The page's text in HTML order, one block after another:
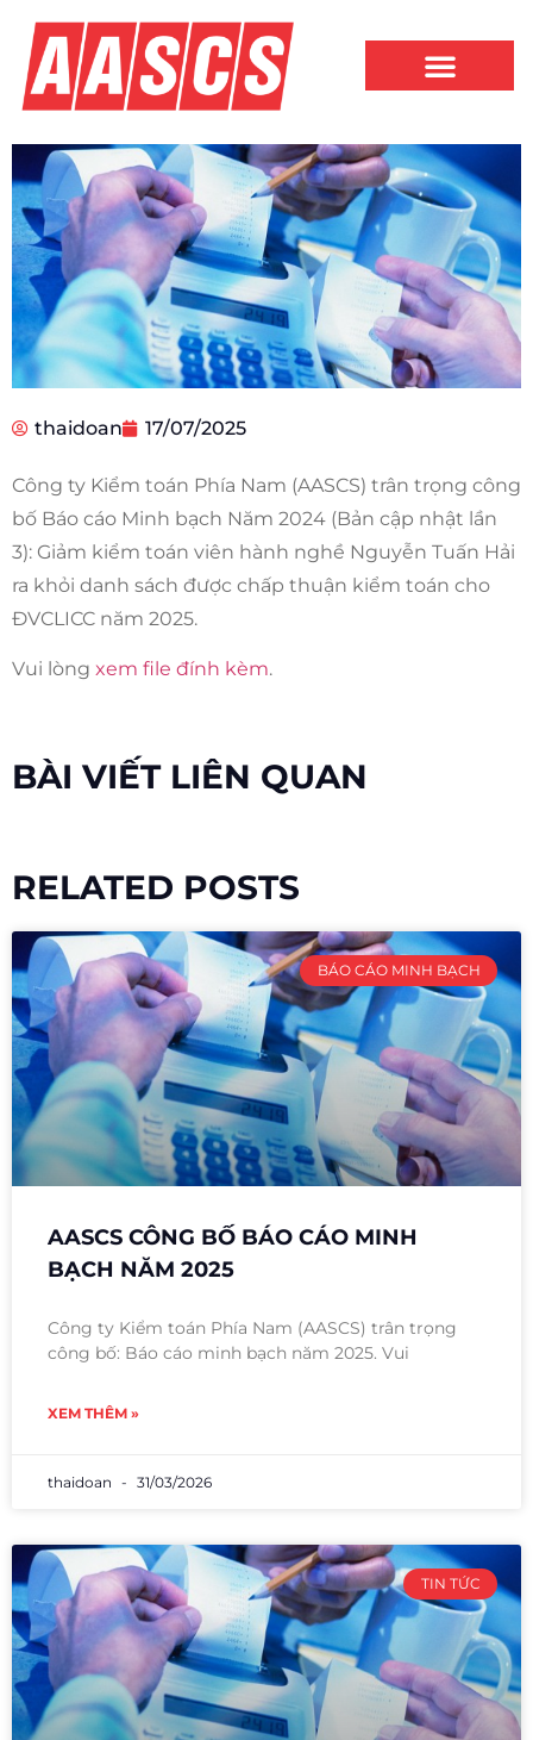
thaidoan 17/07/2025
Công ty Kiểm toán Phía Nam (AASCS) trân trọng công
bố Báo cáo Minh bạch Năm 2024 (Bản cập nhật lần
3): Giảm kiểm toán viên hành nghề Nguyễn Tuấn Hải
ra khỏi danh sách được chấp thuận kiểm toán cho
ĐVCLICC năm 2025.
Vui lòng xem file đính kèm.
BÀI VIẾT LIÊN QUAN
RELATED POSTS
BÁO CÁO MINH BẠCH
AASCS CÔNG BỐ BÁO CÁO MINH
BẠCH NĂM 2025
Công ty Kiểm toán Phía Nam (AASCS) trân trọng
công bố: Báo cáo minh bạch năm 2025. Vui
XEM THÊM »
thaidoan 31/03/2026
TIN TỨC